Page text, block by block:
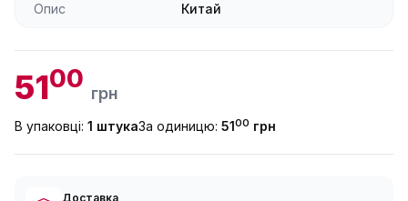
Опис Китай
5100 грн
В упаковці: 1 штукаЗа одиницю: 5100 грн
Доставка